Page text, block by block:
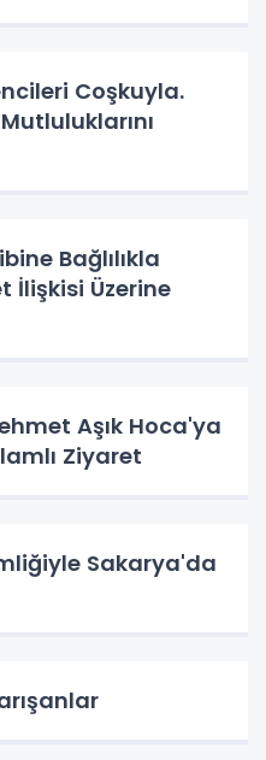
Coşkuyla.
Bağlılıkla
İlişkisi Üzerine
Aşık Hoca'ya
Ziyaret
Sakarya'da